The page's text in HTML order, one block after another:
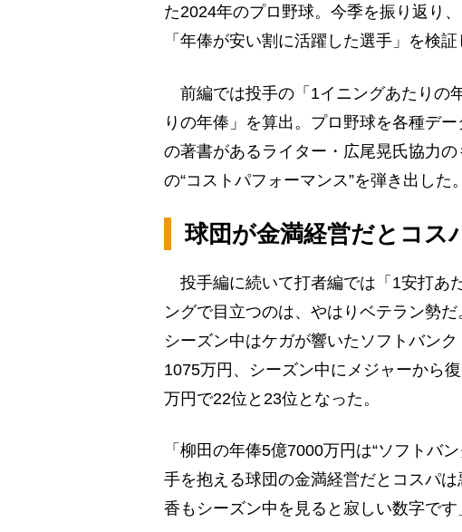
た2024年のプロ野球。今季を振り返り
「年俸が安い割に活躍した選手」を検証
前編では投手の「1イニングあたりの
りの年俸」を算出。プロ野球を各種デ
の著書があるライター・広尾晃氏協力
の“コストパフォーマンス”を弾き出した
球団が金満経営だとコス
投手編に続いて打者編では「1安打あ
ングで目立つのは、やはりベテラン勢
シーズン中はケガが響いたソフトバン
1075万円、シーズン中にメジャーから
万円で22位と23位となった。
「柳田の年俸5億7000万円は“ソフトバ
手を抱える球団の金満経営だとコスパ
香もシーズン中を見ると寂しい数字で